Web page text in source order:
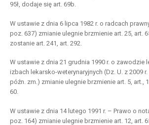
95ł, dodaje się art. 69b.
W ustawie z dnia 6 lipca 1982 r. o radcach
poz. 637) zmianie ulegnie brzmienie art. 25, art.
zostanie art. 241, art. 292.
W ustawie z dnia 21 grudnia 1990 r. o zawodzie
izbach lekarsko-weterynaryjnych (Dz. U. z 2009
późn. zm.) zmianie ulegnie brzmienie art. 5, art.,
60.
W ustawie z dnia 14 lutego 1991 r. – Prawo o
poz. 164) zmianie ulegnie brzmienie art. 12, art.